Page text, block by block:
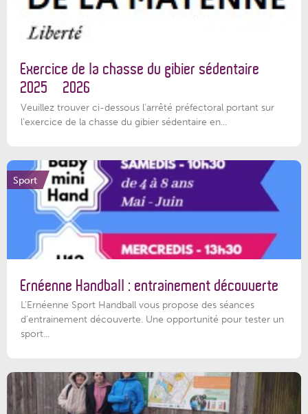
Exercice de la chasse du gibier sédentaire
2025 – 2026
Veuillez trouver ci-dessous l'arrêté préfectoral portant sur
l'exercice de la chasse du gibier sédentaire en...
Sport
Ernéenne Handball : entrainement découverte
L'Ernéenne Sport Handball vous propose des séances
d'entrainement découverte. Une opportunité pour tester un
sport...